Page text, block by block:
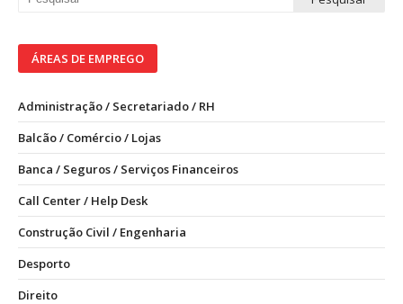
ÁREAS DE EMPREGO
Administração / Secretariado / RH
Balcão / Comércio / Lojas
Banca / Seguros / Serviços Financeiros
Call Center / Help Desk
Construção Civil / Engenharia
Desporto
Direito